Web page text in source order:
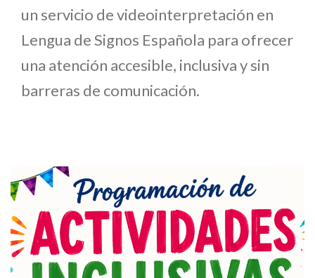
un servicio de videointerpretación en
Lengua de Signos Española para ofrecer
una atención accesible, inclusiva y sin
barreras de comunicación.